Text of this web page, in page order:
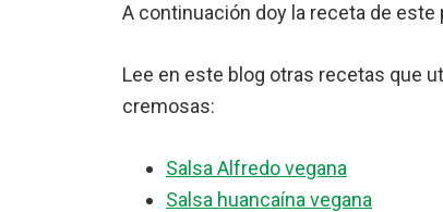
A continuación doy la receta de este
Lee en este blog otras recetas que
cremosas:
Salsa Alfredo vegana
Salsa huancaína vegana